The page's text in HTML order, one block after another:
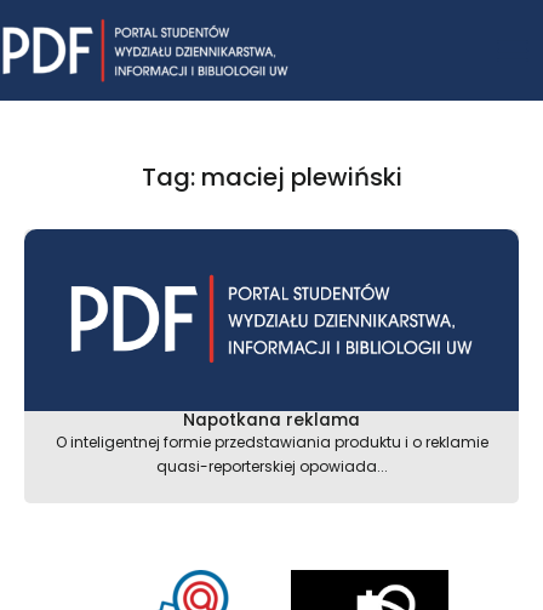
to
content
Tag: maciej plewiński
Napotkana reklama
O inteligentnej formie przedstawiania produktu i o reklamie
quasi-reporterskiej opowiada...